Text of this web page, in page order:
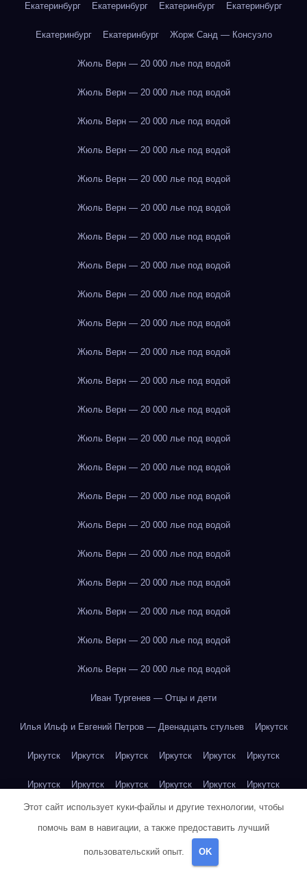
Екатеринбург Екатеринбург Екатеринбург Екатеринбург
Екатеринбург Екатеринбург Жорж Санд — Консуэло
Жюль Верн — 20 000 лье под водой
Жюль Верн — 20 000 лье под водой
Жюль Верн — 20 000 лье под водой
Жюль Верн — 20 000 лье под водой
Жюль Верн — 20 000 лье под водой
Жюль Верн — 20 000 лье под водой
Жюль Верн — 20 000 лье под водой
Жюль Верн — 20 000 лье под водой
Жюль Верн — 20 000 лье под водой
Жюль Верн — 20 000 лье под водой
Жюль Верн — 20 000 лье под водой
Жюль Верн — 20 000 лье под водой
Жюль Верн — 20 000 лье под водой
Жюль Верн — 20 000 лье под водой
Жюль Верн — 20 000 лье под водой
Жюль Верн — 20 000 лье под водой
Жюль Верн — 20 000 лье под водой
Жюль Верн — 20 000 лье под водой
Жюль Верн — 20 000 лье под водой
Жюль Верн — 20 000 лье под водой
Жюль Верн — 20 000 лье под водой
Жюль Верн — 20 000 лье под водой
Иван Тургенев — Отцы и дети
Илья Ильф и Евгений Петров — Двенадцать стульев Иркутск
Иркутск Иркутск Иркутск Иркутск Иркутск Иркутск
Иркутск Иркутск Иркутск Иркутск Иркутск Иркутск
Иркутск Иркутск Иркутск Иркутск Иркутск Иркутск
Иркутск Йогурт
Этот сайт использует куки-файлы и другие технологии, чтобы
помочь вам в навигации, а также предоставить лучший
пользовательский опыт. OK